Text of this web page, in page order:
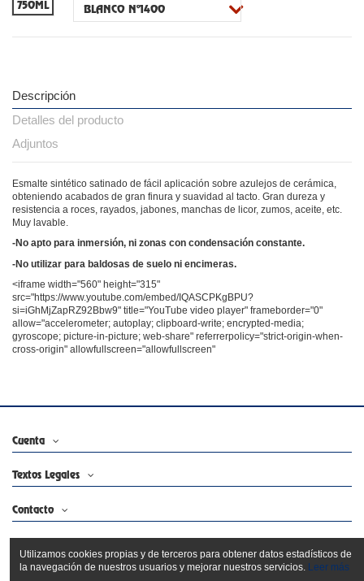
750ML
Descripción
Detalles del producto
Adjuntos
Esmalte sintético satinado de fácil aplicación sobre azulejos de cerámica,
obteniendo acabados de gran finura y suavidad al tacto. Gran dureza y
resistencia a roces, rayados, jabones, manchas de licor, zumos, aceite, etc.
Muy lavable.
-No apto para inmersión, ni zonas con condensación constante.
-No utilizar para baldosas de suelo ni encimeras.
<iframe width="560" height="315"
src="https://www.youtube.com/embed/IQASCPKgBPU?
si=iGhMjZapRZ92Bbw9" title="YouTube video player" frameborder="0"
allow="accelerometer; autoplay; clipboard-write; encrypted-media;
gyroscope; picture-in-picture; web-share" referrerpolicy="strict-origin-when-
cross-origin" allowfullscreen="allowfullscreen"
Cuenta
Textos Legales
Contacto
Utilizamos cookies propias y de terceros para obtener datos estadísticos de
la navegación de nuestros usuarios y mejorar nuestros servicios. Leer más